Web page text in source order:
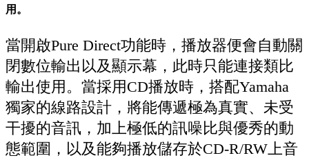
用。
當開啟Pure Direct功能時，播放器便會自動關
閉數位輸出以及顯示幕，此時只能連接類比
輸出使用。當採用CD播放時，搭配Yamaha
獨家的線路設計，將能傳遞極為真實、未受
干擾的音訊，加上極低的訊噪比與優秀的動
態範圍，以及能夠播放儲存於CD-R/RW上音